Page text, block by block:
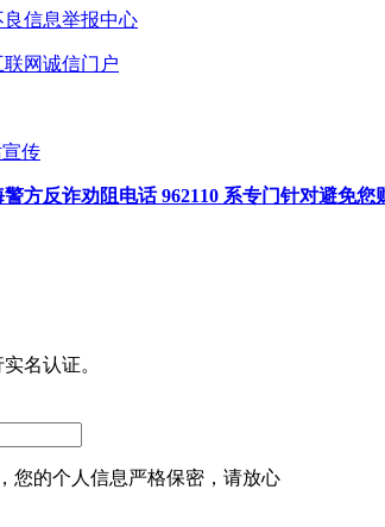
良信息举报中心
联网诚信门户
传
方反诈劝阻电话 962110 系专门针对避免
名认证。
您的个人信息严格保密，请放心